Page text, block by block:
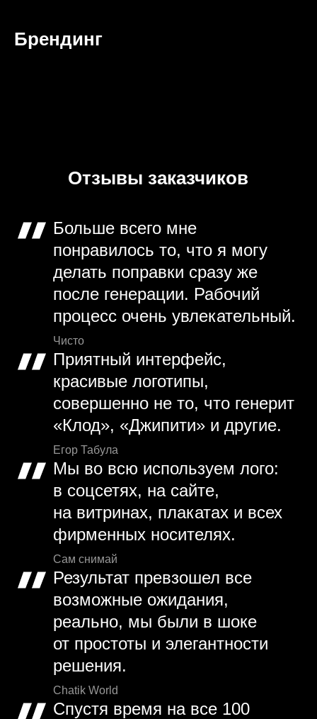
Брендинг
Отзывы заказчиков
Больше всего мне
понравилось то, что я могу
делать поправки сразу же
после генерации. Рабочий
процесс очень увлекательный.
Чисто
Приятный интерфейс,
красивые логотипы,
совершенно не то, что генерит
«Клод», «Джипити» и другие.
Егор Табула
Мы во всю используем лого:
в соцсетях, на сайте,
на витринах, плакатах и всех
фирменных носителях.
Сам снимай
Результат превзошел все
возможные ожидания,
реально, мы были в шоке
от простоты и элегантности
решения.
Chatik World
Спустя время на все 100